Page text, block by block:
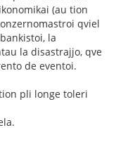
(au tion
qviel
la
la disastrajjo, qve
de eventoi.
pli longe toleri